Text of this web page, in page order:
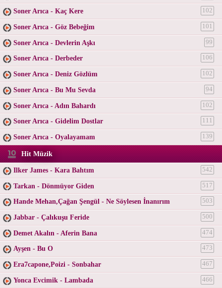
Soner Arıca - Kaç Kere 102
Soner Arıca - Göz Bebeğim 101
Soner Arıca - Devlerin Aşkı 99
Soner Arıca - Derbeder 106
Soner Arıca - Deniz Gözlüm 102
Soner Arıca - Bu Mu Sevda 94
Soner Arıca - Adın Bahardı 102
Soner Arıca - Gidelim Dostlar 111
Soner Arıca - Oyalayamam 139
Hit Müzik
Ilker James - Kara Bahtım 542
Tarkan - Dönmüyor Giden 517
Hande Mehan,Çağan Şengül - Ne Söylesen İnanırım 503
Jabbar - Çalıkuşu Feride 500
Demet Akalın - Aferin Bana 474
Ayşen - Bu O 473
Era7capone,Poizi - Sonbahar 467
Yonca Evcimik - Lambada 466